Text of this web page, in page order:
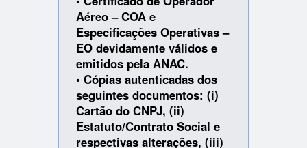
Aéreo – COA e
Especificações Operativas –
EO devidamente válidos e
emitidos pela ANAC.
• Cópias autenticadas dos
seguintes documentos: (i)
Cartão do CNPJ, (ii)
Estatuto/Contrato Social e
respectivas alterações, (iii)